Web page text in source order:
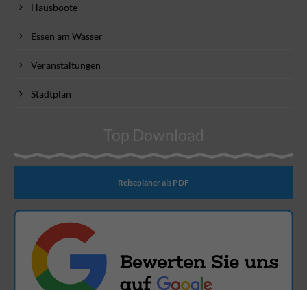
Hausboote
Essen am Wasser
Veranstaltungen
Stadtplan
Top Download
Reiseplaner als PDF